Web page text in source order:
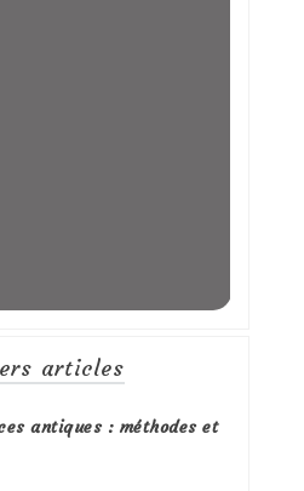
articles
antiques : méthodes et